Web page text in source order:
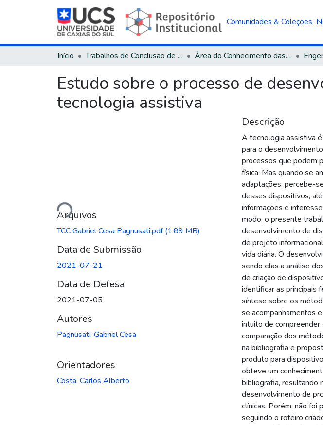
Comunidades & Coleções
Início Trabalhos de Conclusão de Curso Área do Conhecimento das Engenharias
Estudo sobre o processo de
tecnologia assistiva
Carregando...
Arquivos
TCC Gabriel Cesa Pagnusati.pdf(1.89 MB)
Data de Submissão
2021-07-21
Data de Defesa
2021-07-05
Autores
Pagnusati, Gabriel Cesa
Orientadores
Costa, Carlos Alberto
Descrição
A tecnologia assistiva
para o
processos que podem
física. Mas quando se
adaptações, percebe-
desses dispositivos,
informações e
modo, o presente
desenvolvimento de
de projeto
vida diária. O
sendo elas a análise
de criação de
identificar as principais
síntese sobre os
se acompanhamentos
intuito de compreender
comparação dos
na bibliografia e
produto para
obteve um
bibliografia, resultando
desenvolvimento de
clínicas. Porém, não foi
seguindo o roteiro